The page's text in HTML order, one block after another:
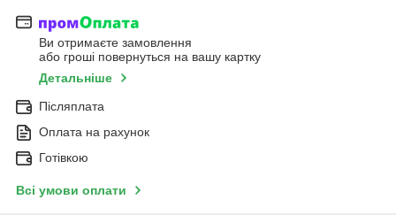
Ви отримаєте замовлення
або гроші повернуться на вашу картку
Детальніше
Післяплата
Оплата на рахунок
Готівкою
Всі умови оплати